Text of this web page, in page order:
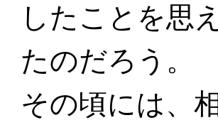
したことを思
たのだろう。
その頃には、